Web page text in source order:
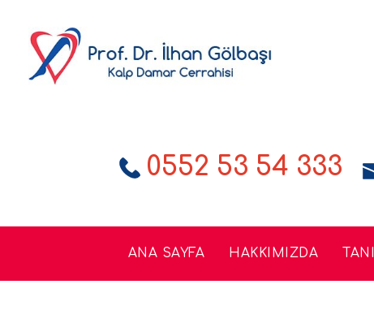
0552 53 54 333
ANA SAYFA HAKKIMIZDA TANI